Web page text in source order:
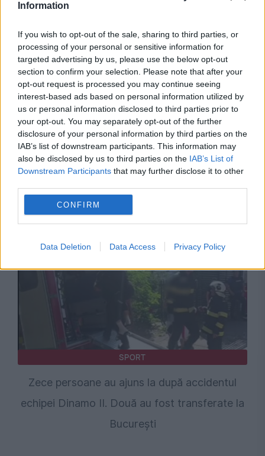
Information
If you wish to opt-out of the sale, sharing to third parties, or
processing of your personal or sensitive information for
targeted advertising by us, please use the below opt-out
section to confirm your selection. Please note that after your
opt-out request is processed you may continue seeing
interest-based ads based on personal information utilized by
us or personal information disclosed to third parties prior to
your opt-out. You may separately opt-out of the further
disclosure of your personal information by third parties on the
IAB’s list of downstream participants. This information may
also be disclosed by us to third parties on the IAB’s List of
Downstream Participants that may further disclose it to other
CONFIRM
Data Deletion Data Access Privacy Policy
SPORT
Dinamo scapă victoria printre degete la Galați,
după un meci tensionat în Superligă
SPORT
Zece persoane au ajuns la după accidentul
echipei Dinamo II. Două au fost transferate la
București